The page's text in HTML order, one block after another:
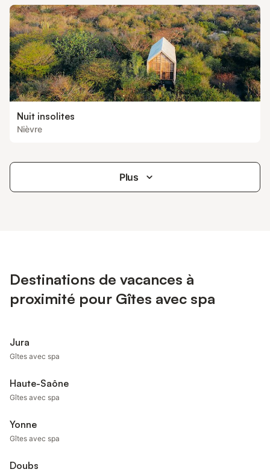
Nuit insolites
Nièvre
Plus
Destinations de vacances à
proximité pour Gîtes avec spa
Jura
Gîtes avec spa
Haute-Saône
Gîtes avec spa
Yonne
Gîtes avec spa
Doubs